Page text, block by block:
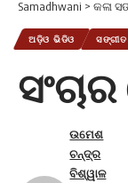
Samadhwani > କଳା
ଅଡ଼ିଓ ଭିଡିଓ ସଙ୍ଗୀତ
ଉମେଶ
ଚନ୍ଦ୍ର
ବିଶ୍ୱାଳ